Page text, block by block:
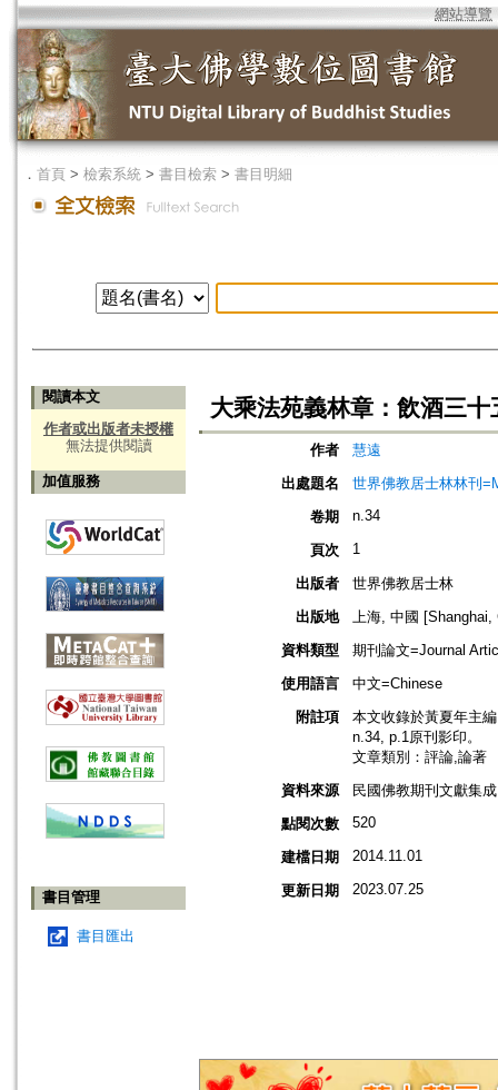
網站導覽
． 首頁 > 檢索系統 > 書目檢索 > 書目明細
閱讀本文
作者或出版者未授權
無法提供閱讀
加值服務
書目管理
書目匯出
大乘法苑義林章：飲酒三十
作者
慧遠
出處題名
世界佛教居士林林刊
卷期
n.34
頁次 1
出版者
世界佛教居士林
出版地
上海, 中國 [Shanghai,
資料類型
期刊論文=Journal
使用語言
中文=Chinese
附註項
本文收錄於黃夏年主
n.34, p.1原刊影印。
文章類別：評論,論著
資料來源
民國佛教期刊文獻集
點閱次數
520
建檔日期 2014.11.01
更新日期 2023.07.25